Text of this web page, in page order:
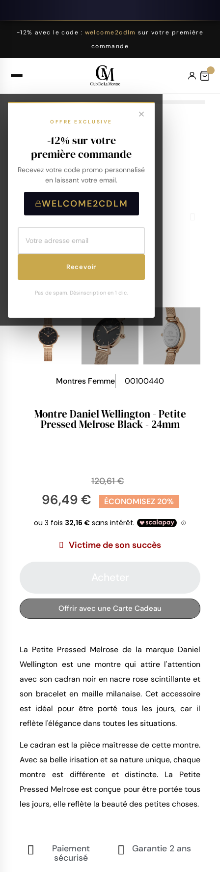
-12% avec le code : welcome2cdlm sur votre première
commande
OFFRE EXCLUSIVE
-12% sur votre
première commande
Recevez votre code promo personnalisé
en laissant votre email.
WELCOME2CDLM
Recevoir
Pas de spam. Désinscription en 1 clic.
Montres Femme 00100440
Montre Daniel Wellington - Petite
Pressed Melrose Black - 24mm
120,61 €
96,49 € ÉCONOMISEZ 20%
Victime de son succès
Offrir avec une Carte Cadeau
La Petite Pressed Melrose de la marque Daniel
Wellington est une montre qui attire l'attention
avec son cadran noir en nacre rose scintillante et
son bracelet en maille milanaise. Cet accessoire
est idéal pour être porté tous les jours, car il
reflète l'élégance dans toutes les situations.
Le cadran est la pièce maîtresse de cette montre.
Avec sa belle irisation et sa nature unique, chaque
montre est différente et distincte. La Petite
Pressed Melrose est conçue pour être portée tous
les jours, elle reflète la beauté des petites choses.
Paiement
sécurisé
Garantie 2 ans